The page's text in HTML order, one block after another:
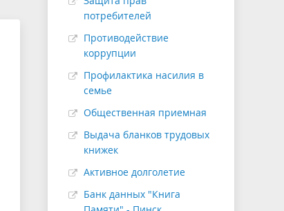
потребителей
Противодействие
коррупции
Профилактика насилия в
семье
Общественная приемная
Выдача бланков трудовых
книжек
Активное долголетие
Банк данных "Книга